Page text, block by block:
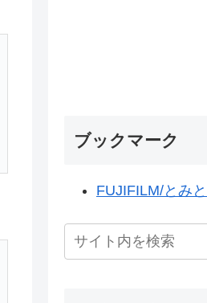
ブックマーク
FUJIFILM/とみ